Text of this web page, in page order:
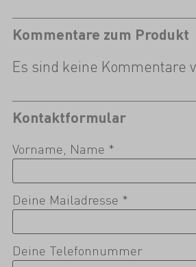
Kommentare zum Produkt
Es sind keine Kommentare
Kontaktformular
Vorname, Name *
Deine Mailadresse *
Deine Telefonnummer